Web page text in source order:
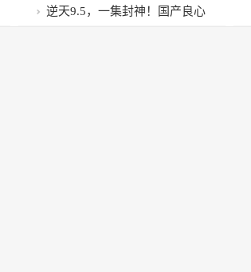
春节免费乘车
逆天9.5，一集封神！国产良心